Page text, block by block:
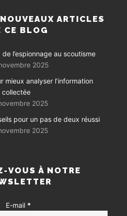
ARTICLES
CE BLOG
l’espionnage au scoutisme
2025
mieux analyser l’information
collectée
2025
pour un pas de deux réussi
2025
VOUS À NOTRE
E-mail *